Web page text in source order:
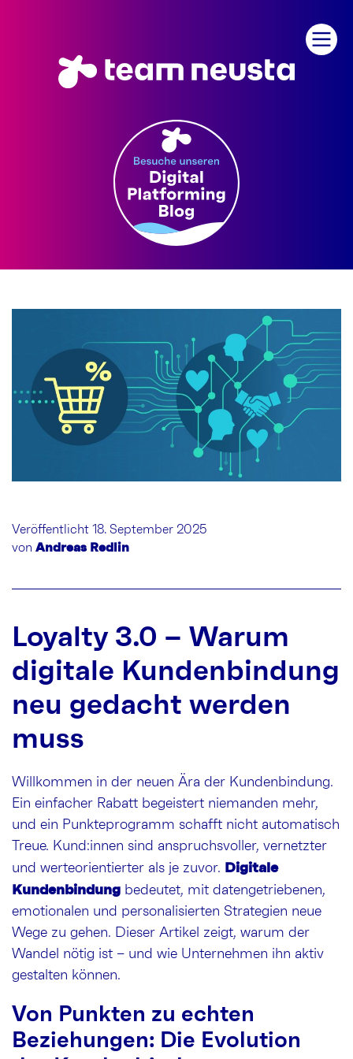
Veröffentlicht 18. September 2025
von Andreas Redlin
Loyalty 3.0 – Warum
digitale Kundenbindung
neu gedacht werden
muss
Willkommen in der neuen Ära der Kundenbindung.
Ein einfacher Rabatt begeistert niemanden mehr,
und ein Punkteprogramm schafft nicht automatisch
Treue. Kund:innen sind anspruchsvoller, vernetzter
und werteorientierter als je zuvor. Digitale
Kundenbindung bedeutet, mit datengetriebenen,
emotionalen und personalisierten Strategien neue
Wege zu gehen. Dieser Artikel zeigt, warum der
Wandel nötig ist – und wie Unternehmen ihn aktiv
gestalten können.
Von Punkten zu echten
Beziehungen: Die Evolution